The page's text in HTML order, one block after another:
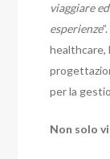
viaggiare
esperienze
healthcare,
per la
Non solo